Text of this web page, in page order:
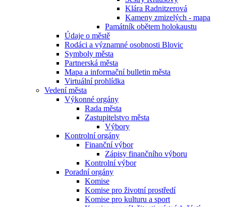
Klára Radnitzerová
Kameny zmizelých - mapa
Památník obětem holokaustu
Údaje o městě
Rodáci a významné osobnosti Blovic
Symboly města
Partnerská města
Mapa a informační bulletin města
Virtuální prohlídka
Vedení města
Výkonné orgány
Rada města
Zastupitelstvo města
Výbory
Kontrolní orgány
Finanční výbor
Zápisy finančního výboru
Kontrolní výbor
Poradní orgány
Komise
Komise pro životní prostředí
Komise pro kulturu a sport